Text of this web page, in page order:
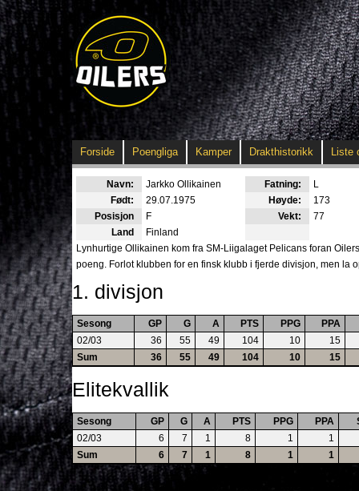
Forside Poengliga Kamper Drakthistorikk Liste
Navn: Jarkko Ollikainen Fatning:
L
Født:
29.07.1975 Høyde:
173
Posisjon
F Vekt:
77
Land
Finland
Lynhurtige Ollikainen kom fra SM-Liigalaget Pelicans foran
poeng. Forlot klubben for en finsk klubb i fjerde divisjon, men la
1. divisjon
Sesong GP G A PTS PPG
PPA
02/03
36 55 49 104 10
15
Sum
36 55 49 104 10 15
Elitekvallik
Sesong GP G A PTS PPG PPA
02/03
6 7 1 8 1
1
Sum
6 7 1 8 1 1